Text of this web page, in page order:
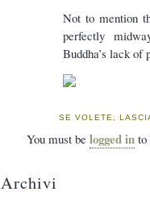
Not to mention
perfectly
Buddha’s lack of
SE VOLETE,
You must be logged in to
Archivi